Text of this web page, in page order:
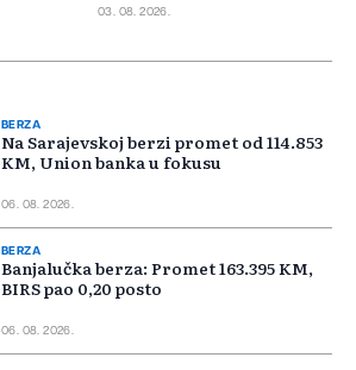
03. 08. 2026.
BERZA
Na Sarajevskoj berzi promet od 114.853
KM, Union banka u fokusu
06. 08. 2026.
BERZA
Banjalučka berza: Promet 163.395 KM,
BIRS pao 0,20 posto
06. 08. 2026.